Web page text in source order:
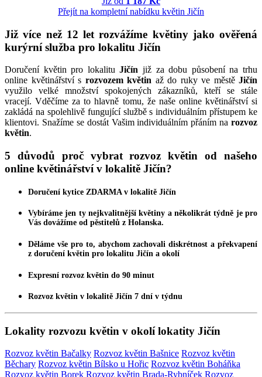
Přejít na kompletní nabídku květin Jičín
Již více než 12 let rozvážíme květiny jako ověřená
kurýrní služba pro lokalitu Jičín
Doručení květin pro lokalituJičín již za dobu působení na trhu
online květinářství s rozvozem květin až do ruky ve městě Jičín
využilo velké množství spokojených zákazníků, kteří se stále
vracejí. Vděčíme za to hlavně tomu, že naše online květinářství si
zakládá na spolehlivě fungující službě s individuálním přístupem ke
klientovi. Snažíme se dostát Vašim individuálním přáním na rozvoz
květin.
5 důvodů proč vybrat rozvoz květin od našeho
online květinářství v lokalitě Jičín?
Doručení kytice ZDARMA v lokalitě Jičín
Vybíráme jen ty nejkvalitnějšíkvětiny a několikrát týdně je pro
Vás dovážíme od pěstitelů z Holanska.
Děláme vše pro to, abychom zachovali diskrétnost a překvapení
z doručení květin pro lokalitu Jičín a okolí
Expresní rozvoz květin do 90 minut
Rozvoz květin v lokalitě Jičín 7 dní v týdnu
Lokality rozvozu květin v okolí lokatity Jičín
Rozvoz květin Bačalky Rozvoz květin Bašnice Rozvoz květin
Běchary Rozvoz květin Bílsko u Hořic Rozvoz květin Boháňka
Rozvoz květin Borek Rozvoz květin Brada-Rybníček Rozvoz